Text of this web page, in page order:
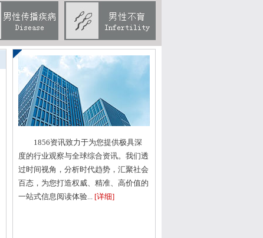
1856资讯致力于为您提供极具深
度的行业观察与全球综合资讯。我们透
过时间视角，分析时代趋势，汇聚社会
百态，为您打造权威、精准、高价值的
一站式信息阅读体验...
[详细]